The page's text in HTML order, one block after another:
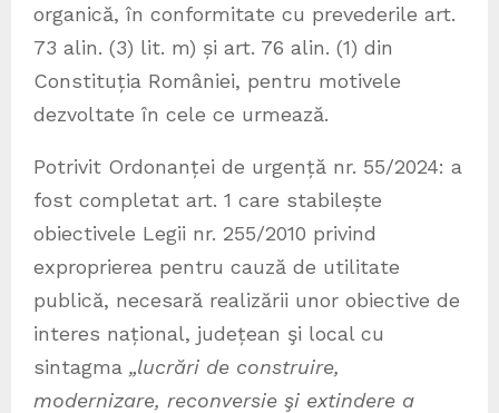
organică, în conformitate cu prevederile art.
73 alin. (3) lit. m) și art. 76 alin. (1) din
Constituția României, pentru motivele
dezvoltate în cele ce urmează.
Potrivit Ordonanței de urgență nr. 55/2024: a
fost completat art. 1 care stabilește
obiectivele Legii nr. 255/2010 privind
exproprierea pentru cauză de utilitate
publică, necesară realizării unor obiective de
interes național, județean şi local cu
sintagma „lucrări de construire,
modernizare, reconversie şi extindere a